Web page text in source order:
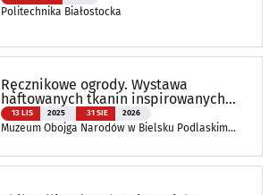
Politechnika Białostocka
Ręcznikowe ogrody. Wystawa
haftowanych tkanin inspirowanych
naturą
13 LIS 2025 31 SIE 2026
Muzeum Obojga Narodów w Bielsku Podlaskim